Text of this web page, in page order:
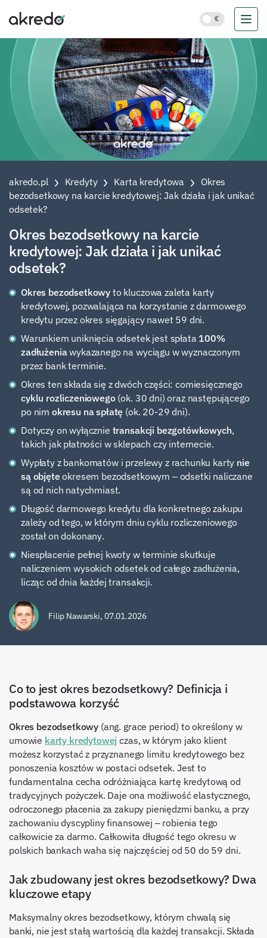
akredo.pl Kredyty Karta kredytowa
Okres
bezodsetkowy na karcie kredytowej: Jak działa i jak unikać
odsetek?
Okres bezodsetkowy na karcie
kredytowej: Jak działa i jak unikać
odsetek?
Okres bezodsetkowy to kluczowa zaleta karty
kredytowej, pozwalająca na korzystanie z darmowego
kredytu przez okres sięgający nawet 59 dni.
Warunkiem uniknięcia odsetek jest spłata 100%
zadłużeniawykazanego na wyciągu w wyznaczonym
przez bank terminie.
Okres ten składa się z dwóch części: comiesięcznego
cyklu rozliczeniowego(ok. 30 dni) oraz następującego
po nim okresu na spłatę (ok. 20-29 dni).
Dotyczy on wyłącznie transakcji bezgotówkowych,
takich jak płatności w sklepach czy internecie.
Wypłaty z bankomatów i przelewy z rachunku karty nie
są objęteokresem bezodsetkowym – odsetki naliczane
są od nich natychmiast.
Długość darmowego kredytu dla konkretnego zakupu
zależy od tego, w którym dniu cyklu rozliczeniowego
został on dokonany.
Niespłacenie pełnej kwoty w terminie skutkuje
naliczeniem wysokich odsetek od całego zadłużenia,
licząc od dnia każdej transakcji.
Filip Nawarski, 07.01.2026
Co to jest okres bezodsetkowy? Definicja i
podstawowa korzyść
Okres bezodsetkowy (ang. grace period) to określony w
umowie karty kredytowej czas, w którym jako klient
możesz korzystać z przyznanego limitu kredytowego bez
ponoszenia kosztów w postaci odsetek. Jest to
fundamentalna cecha odróżniająca kartę kredytową od
tradycyjnych pożyczek. Daje ona możliwość elastycznego,
odroczonego płacenia za zakupy pieniędzmi banku, a przy
zachowaniu dyscypliny finansowej – robienia tego
całkowicie za darmo. Całkowita długość tego okresu w
polskich bankach waha się najczęściej od 50 do 59 dni.
Jak zbudowany jest okres bezodsetkowy? Dwa
kluczowe etapy
Maksymalny okres bezodsetkowy, którym chwalą się
banki, nie jest stałą wartością dla każdej transakcji. Składa